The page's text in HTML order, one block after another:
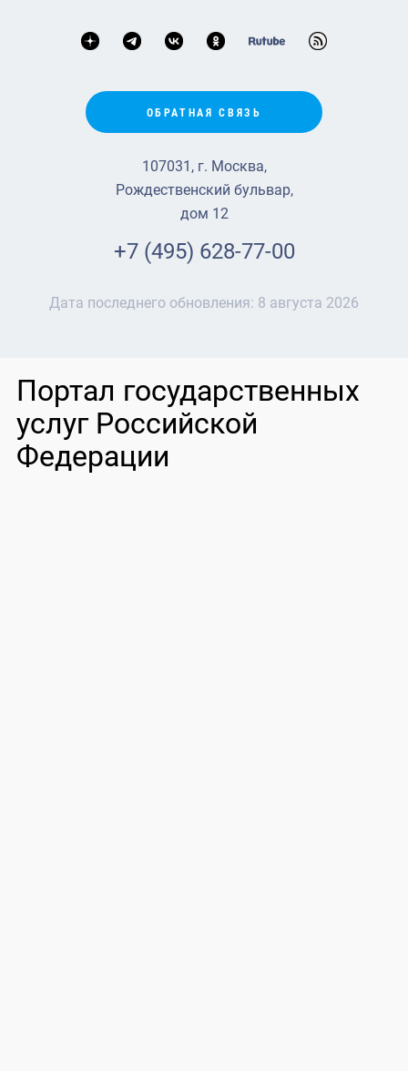
ОБРАТНАЯ СВЯЗЬ
107031, г. Москва,
Рождественский бульвар,
дом 12
+7 (495) 628-77-00
Дата последнего обновления: 8 августа 2026
Портал государственных
услуг Российской
Федерации